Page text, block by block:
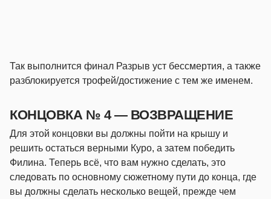
Так выполнится финал Разрыв уст бессмертия, а также
разблокируется трофей/достижение с тем же именем.
КОНЦОВКА № 4 — ВОЗВРАЩЕНИЕ
Для этой концовки вы должны пойти на крышу и
решить остаться верными Куро, а затем победить
Филина. Теперь всё, что вам нужно сделать, это
следовать по основному сюжетному пути до конца, где
вы должны сделать несколько вещей, прежде чем